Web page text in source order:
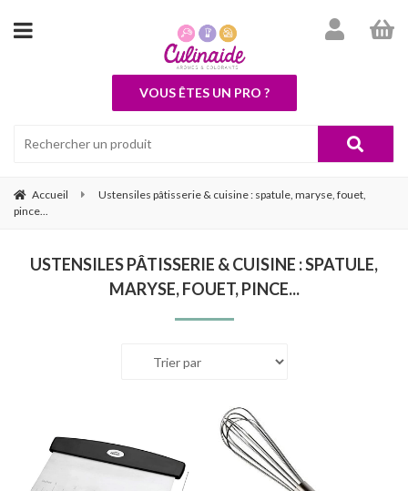
VOUS ÊTES UN PRO ?
Accueil
Ustensiles pâtisserie & cuisine : spatule, maryse, fouet,
pince...
USTENSILES PÂTISSERIE & CUISINE : SPATULE,
MARYSE, FOUET, PINCE...